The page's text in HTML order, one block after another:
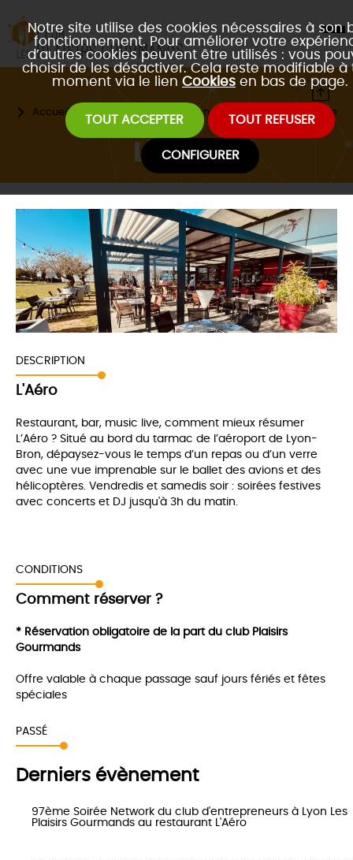
Notre site utilise des cookies nécessaires à son
fonctionnement. Pour améliorer votre
d’autres cookies peuvent être utilisés : vous
choisir de les désactiver. Cela reste modifiable à
moment via le lien Cookies en bas de page.
TOUT ACCEPTER TOUT REFUSER
CONFIGURER
Accueil Les restaurants partenaires Type de cuisine
L'Aéro
DESCRIPTION
L'Aéro
Restaurant, bar, music live, comment mieux résumer
L’Aéro ? Situé au bord du tarmac de l’aéroport de Lyon-
Bron, dépaysez-vous le temps d’un repas ou d’un verre
avec une vue imprenable sur le ballet des avions et des
hélicoptères. Vendredis et samedis soir : soirées festives
avec concerts et DJ jusqu'à 3h du matin.
CONDITIONS
Comment réserver ?
* Réservation obligatoire de la part du club Plaisirs
Gourmands
Offre valable à chaque passage sauf jours fériés et fêtes
spéciales
PASSÉ
Derniers évènement
97ème Soirée Network du club d'entrepreneurs à Lyon Les
Plaisirs Gourmands au restaurant L'Aéro